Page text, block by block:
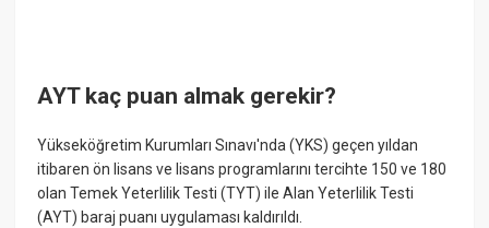
AYT kaç puan almak gerekir?
Yükseköğretim Kurumları Sınavı'nda (YKS) geçen yıldan
itibaren ön lisans ve lisans programlarını tercihte 150 ve 180
olan Temek Yeterlilik Testi (TYT) ile Alan Yeterlilik Testi
(AYT) baraj puanı uygulaması kaldırıldı.